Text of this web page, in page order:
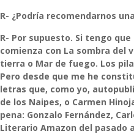
R- ¿Podría recomendarnos
R- Por supuesto. Si tengo
comienza con La sombra del
tierra o Mar de fuego. Los
Pero desde que me he
letras que, como yo,
de los Naipes, o Carmen
pena: Gonzalo Fernández,
Literario Amazon del pasado